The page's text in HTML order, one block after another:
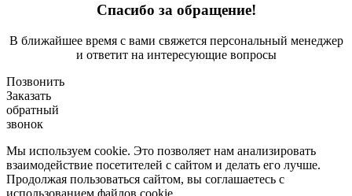
Спасибо за обращение!
В ближайшее время с вами свяжется персональный менеджер
и ответит на интересующие вопросы
Позвонить
Заказать
обратный
звонок
Мы используем cookie. Это позволяет нам анализировать
взаимодействие посетителей с сайтом и делать его лучше.
Продолжая пользоваться сайтом, вы соглашаетесь с
использованием файлов cookie.